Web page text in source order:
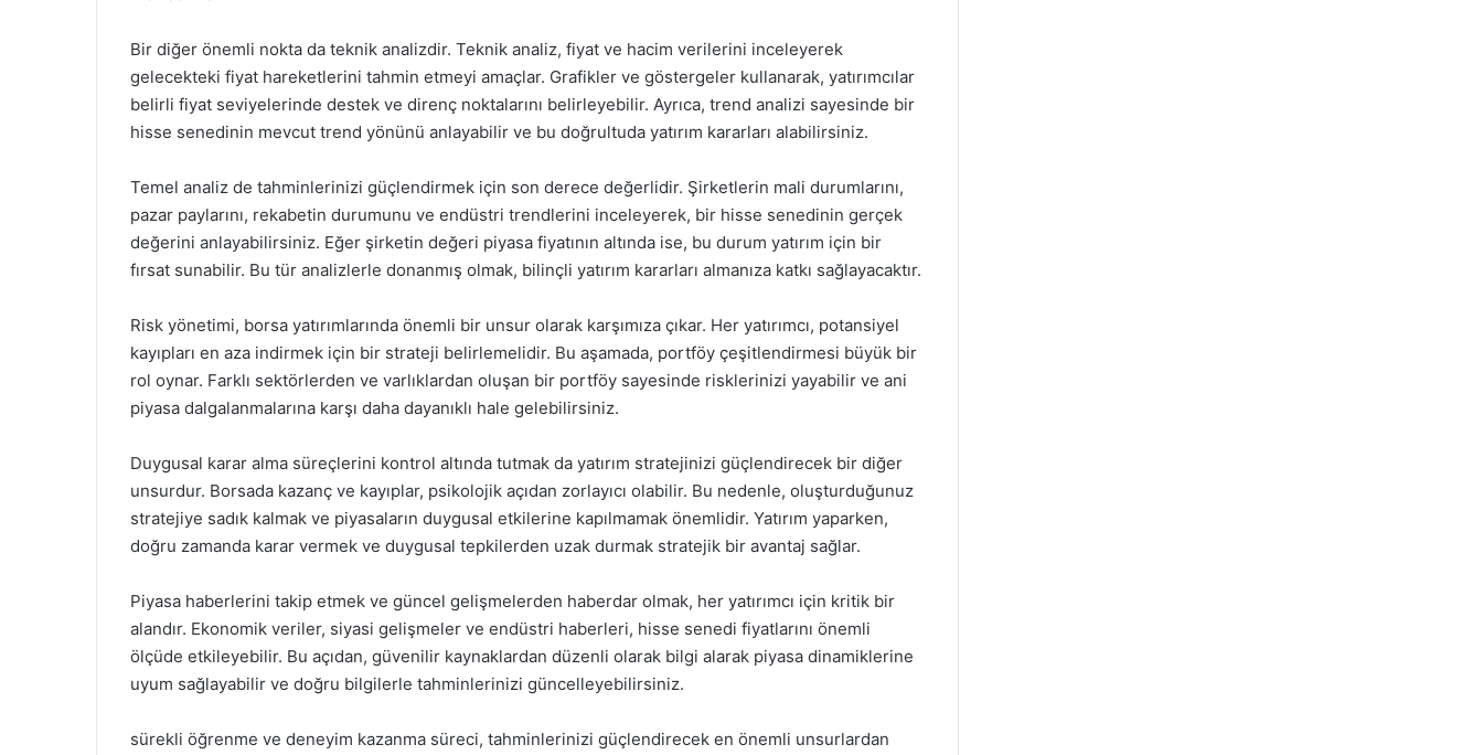
Bir diğer önemli nokta da teknik analizdir. Teknik analiz, fiyat ve hacim verilerini inceleyerek
gelecekteki fiyat hareketlerini tahmin etmeyi amaçlar. Grafikler ve göstergeler kullanarak, yatırımcılar
belirli fiyat seviyelerinde destek ve direnç noktalarını belirleyebilir. Ayrıca, trend analizi sayesinde bir
hisse senedinin mevcut trend yönünü anlayabilir ve bu doğrultuda yatırım kararları alabilirsiniz.
Temel analiz de tahminlerinizi güçlendirmek için son derece değerlidir. Şirketlerin mali durumlarını,
pazar paylarını, rekabetin durumunu ve endüstri trendlerini inceleyerek, bir hisse senedinin gerçek
değerini anlayabilirsiniz. Eğer şirketin değeri piyasa fiyatının altında ise, bu durum yatırım için bir
fırsat sunabilir. Bu tür analizlerle donanmış olmak, bilinçli yatırım kararları almanıza katkı sağlayacaktır.
Risk yönetimi, borsa yatırımlarında önemli bir unsur olarak karşımıza çıkar. Her yatırımcı, potansiyel
kayıpları en aza indirmek için bir strateji belirlemelidir. Bu aşamada, portföy çeşitlendirmesi büyük bir
rol oynar. Farklı sektörlerden ve varlıklardan oluşan bir portföy sayesinde risklerinizi yayabilir ve ani
piyasa dalgalanmalarına karşı daha dayanıklı hale gelebilirsiniz.
Duygusal karar alma süreçlerini kontrol altında tutmak da yatırım stratejinizi güçlendirecek bir diğer
unsurdur. Borsada kazanç ve kayıplar, psikolojik açıdan zorlayıcı olabilir. Bu nedenle, oluşturduğunuz
stratejiye sadık kalmak ve piyasaların duygusal etkilerine kapılmamak önemlidir. Yatırım yaparken,
doğru zamanda karar vermek ve duygusal tepkilerden uzak durmak stratejik bir avantaj sağlar.
Piyasa haberlerini takip etmek ve güncel gelişmelerden haberdar olmak, her yatırımcı için kritik bir
alandır. Ekonomik veriler, siyasi gelişmeler ve endüstri haberleri, hisse senedi fiyatlarını önemli
ölçüde etkileyebilir. Bu açıdan, güvenilir kaynaklardan düzenli olarak bilgi alarak piyasa dinamiklerine
uyum sağlayabilir ve doğru bilgilerle tahminlerinizi güncelleyebilirsiniz.
sürekli öğrenme ve deneyim kazanma süreci, tahminlerinizi güçlendirecek en önemli unsurlardan